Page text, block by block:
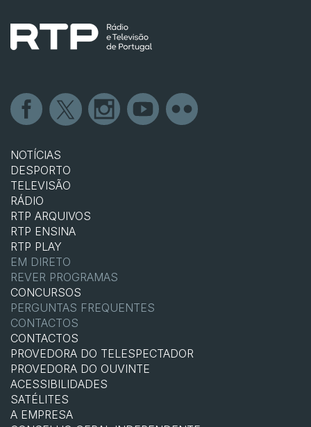
NOTÍCIAS
DESPORTO
TELEVISÃO
RÁDIO
RTP ARQUIVOS
RTP ENSINA
RTP PLAY
EM DIRETO
REVER PROGRAMAS
CONCURSOS
PERGUNTAS FREQUENTES
CONTACTOS
CONTACTOS
PROVEDORA DO TELESPECTADOR
PROVEDORA DO OUVINTE
ACESSIBILIDADES
SATÉLITES
A EMPRESA